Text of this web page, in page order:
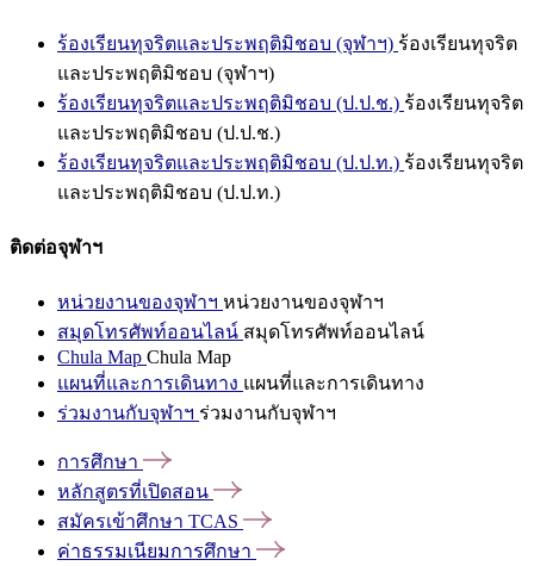
ร้องเรียนทุจริตและประพฤติมิชอบ (จุฬาฯ) ร้องเรียนทุจริต
และประพฤติมิชอบ (จุฬาฯ)
ร้องเรียนทุจริตและประพฤติมิชอบ (ป.ป.ช.) ร้องเรียนทุจริต
และประพฤติมิชอบ (ป.ป.ช.)
ร้องเรียนทุจริตและประพฤติมิชอบ (ป.ป.ท.) ร้องเรียนทุจริต
และประพฤติมิชอบ (ป.ป.ท.)
ติดต่อจุฬาฯ
หน่วยงานของจุฬาฯ หน่วยงานของจุฬาฯ
สมุดโทรศัพท์ออนไลน์ สมุดโทรศัพท์ออนไลน์
Chula Map Chula Map
แผนที่และการเดินทาง แผนที่และการเดินทาง
ร่วมงานกับจุฬาฯ ร่วมงานกับจุฬาฯ
การศึกษา
หลักสูตรที่เปิดสอน
สมัครเข้าศึกษา TCAS
ค่าธรรมเนียมการศึกษา